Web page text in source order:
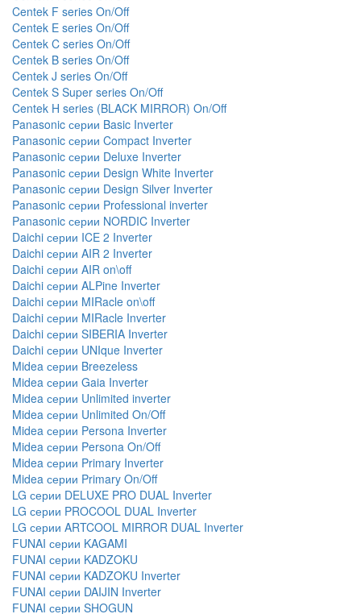
Centek F series On/Off
Centek E series On/Off
Centek C series On/Off
Centek B series On/Off
Centek J series On/Off
Centek S Super series On/Off
Centek H series (BLACK MIRROR) On/Off
Panasonic серии Basic Inverter
Panasonic серии Compact Inverter
Panasonic серии Deluxe Inverter
Panasonic серии Design White Inverter
Panasonic серии Design Silver Inverter
Panasonic серии Professional inverter
Panasonic серии NORDIC Inverter
Daichi серии ICE 2 Inverter
Daichi серии AIR 2 Inverter
Daichi серии AIR on\off
Daichi серии ALPine Inverter
Daichi серии MIRacle on\off
Daichi серии MIRacle Inverter
Daichi серии SIBERIA Inverter
Daichi серии UNIque Inverter
Midea серии Breezeless
Midea серии Gaia Inverter
Midea серии Unlimited inverter
Midea серии Unlimited On/Off
Midea серии Persona Inverter
Midea серии Persona On/Off
Midea серии Primary Inverter
Midea серии Primary On/Off
LG серии DELUXE PRO DUAL Inverter
LG серии PROCOOL DUAL Inverter
LG серии ARTCOOL MIRROR DUAL Inverter
FUNAI серии KAGAMI
FUNAI серии KADZOKU
FUNAI серии KADZOKU Inverter
FUNAI серии DAIJIN Inverter
FUNAI серии SHOGUN